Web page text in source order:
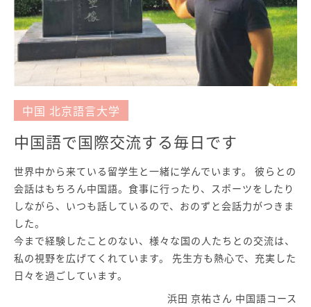
中国語で国際交流する毎日です
中国 北京語言大学
世界中から来ている留学生と一緒に学んでいます。 彼らとの
会話はもちろん中国語。食事に行ったり、スポーツをしたり
しながら、いつも話しているので、おのずと会話力がつきま
した。
今まで経験したことのない、様々な国の人たちとの交流は、
私の視野を広げてくれています。 先生方も熱心で、充実した
日々を過ごしています。
浜田 京祐さん 中国語コース